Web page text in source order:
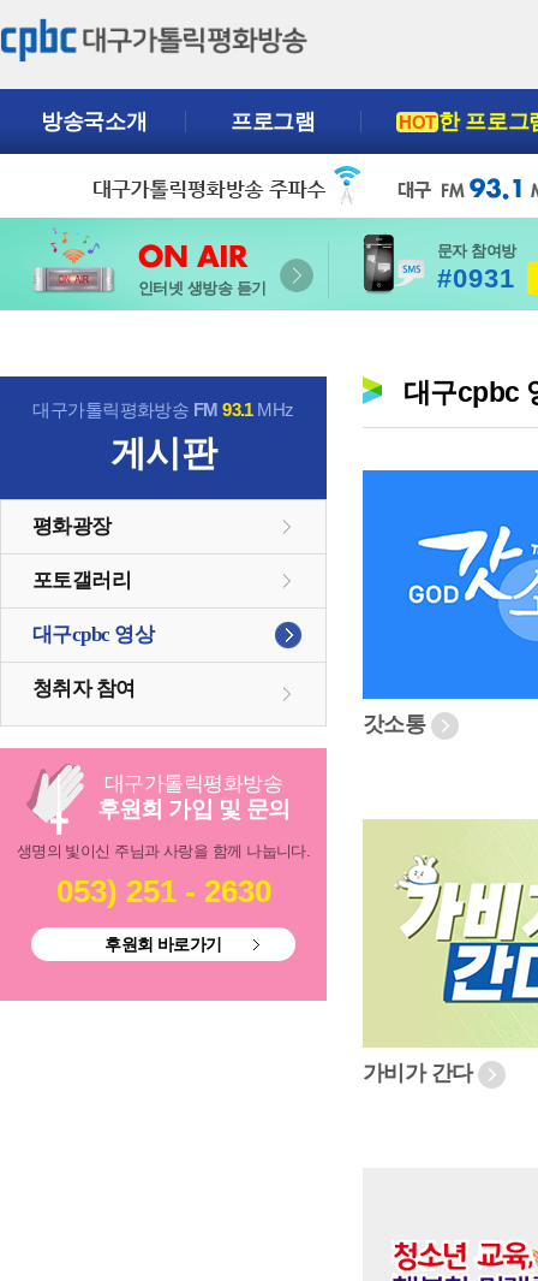
방송국소개 프로그램 HOT한 프로그
인터넷 생방송 듣기
문자 참여방
#0931
대구가톨릭평화방송 FM93.1MHz
게시판
평화광장
포토갤러리
대구cpbc 영상
청취자 참여
대구가톨릭평화방송
후원회 가입 및 문의
생명의 빛이신 주님과 사랑을 함께 나눕니다.
053) 251 - 2630
후원회 바로가기
대구cpbc
갓소통
가비가 간다